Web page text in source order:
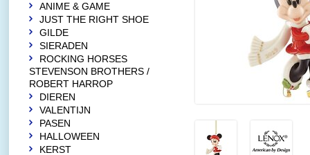
ANIME & GAME
JUST THE RIGHT SHOE
GILDE
SIERADEN
ROCKING HORSES
STEVENSON BROTHERS /
ROBERT HARROP
DIEREN
VALENTIJN
PASEN
HALLOWEEN
KERST